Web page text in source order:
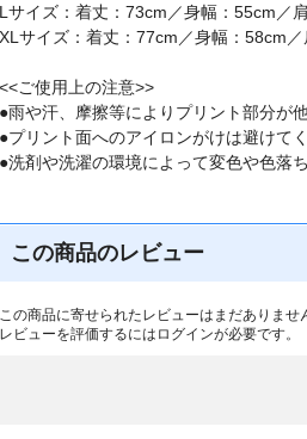
Lサイズ：着丈：73cm／身幅：55cm／
XLサイズ：着丈：77cm／身幅：58cm
<<ご使用上の注意>>
●雨や汗、摩擦等によりプリント部分が
●プリント面へのアイロンがけは避けてく
●洗剤や洗濯の環境によって変色や色落
この商品のレビュー
この商品に寄せられたレビューはまだありませ
レビューを評価するには ログインが必要です。